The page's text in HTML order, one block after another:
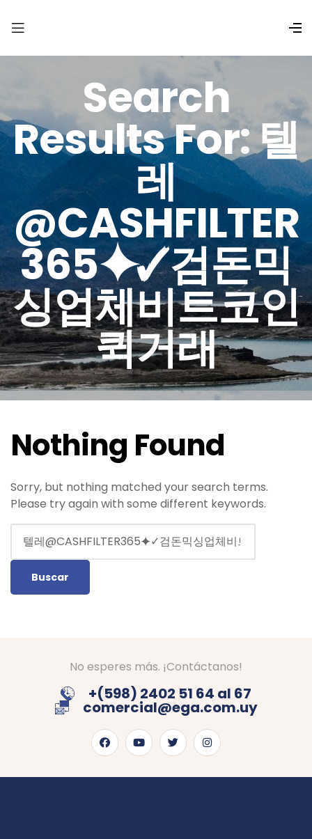
Search
Results For: 텔
레
@CASHFILTER
365⯌✓검돈믹
싱업체비트코인
퀵거래
Nothing Found
Sorry, but nothing matched your search terms.
Please try again with some different keywords.
No esperes más. ¡Contáctanos!
+(598) 2402 51 64 al 67
comercial@ega.com.uy